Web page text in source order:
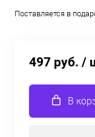
Поставляется в
497 руб. /
В